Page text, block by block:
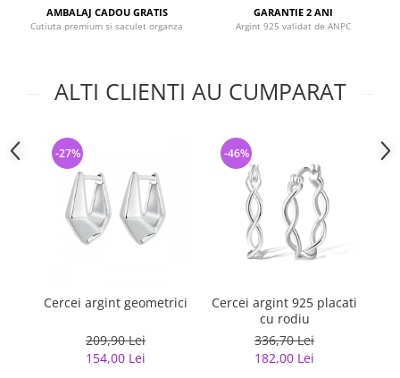
AMBALAJ CADOU GRATIS
Cutiuta premium si saculet organza
GARANTIE 2 ANI
Argint 925 validat de ANPC
ALTI CLIENTI AU CUMPARAT
Cercei argint geometrici
209,90 Lei
154,00 Lei
-27%
Cercei argint 925 placati
cu rodiu
336,70 Lei
182,00 Lei
-46%